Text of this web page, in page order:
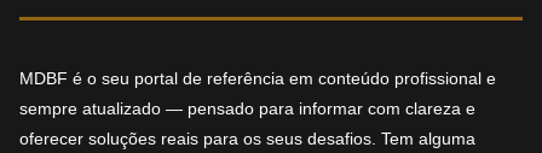
MDBF é o seu portal de referência em conteúdo profissional e
sempre atualizado — pensado para informar com clareza e
oferecer soluções reais para os seus desafios. Tem alguma